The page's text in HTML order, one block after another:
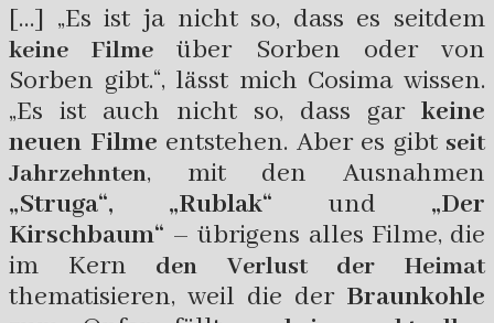
[…] „Es ist ja nicht so, dass es seitdem
keine Filme über Sorben oder von
Sorben gibt.“, lässt mich Cosima wissen.
„Es ist auch nicht so, dass gar keine
neuen Filme entstehen. Aber es gibt seit
Jahrzehnten, mit den Ausnahmen
„Struga“, „Rublak“ und „Der
Kirschbaum“ – übrigens alles Filme, die
im Kern den Verlust der Heimat
thematisieren, weil die der Braunkohle